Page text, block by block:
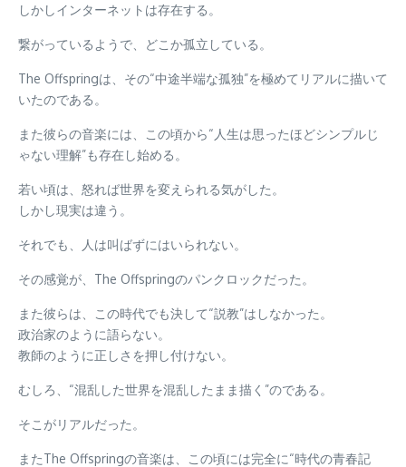
しかしインターネットは存在する。
繋がっているようで、どこか孤立している。
The Offspringは、その“中途半端な孤独”を極めてリアルに描いて
いたのである。
また彼らの音楽には、この頃から“人生は思ったほどシンプルじ
ゃない理解”も存在し始める。
若い頃は、怒れば世界を変えられる気がした。
しかし現実は違う。
それでも、人は叫ばずにはいられない。
その感覚が、The Offspringのパンクロックだった。
また彼らは、この時代でも決して“説教”はしなかった。
政治家のように語らない。
教師のように正しさを押し付けない。
むしろ、“混乱した世界を混乱したまま描く”のである。
そこがリアルだった。
またThe Offspringの音楽は、この頃には完全に“時代の青春記